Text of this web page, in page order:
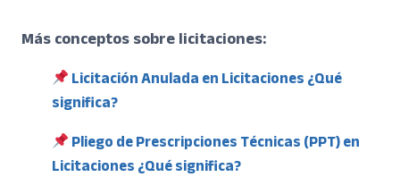
Más conceptos sobre licitaciones:
Licitación Anulada en Licitaciones ¿Qué
significa?
Pliego de Prescripciones Técnicas (PPT) en
Licitaciones ¿Qué significa?